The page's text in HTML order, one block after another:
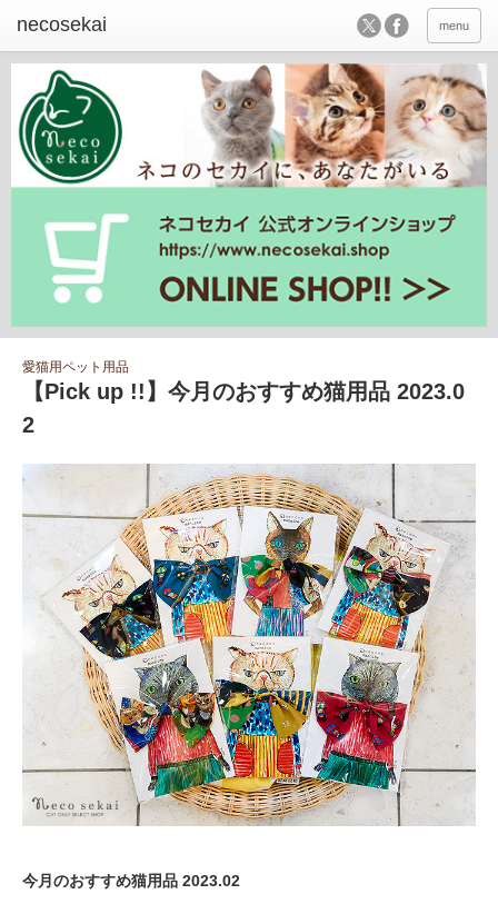
menu
愛猫用ペット用品
【Pick up !!】今月のおすすめ猫用品 2023.0
2
今月のおすすめ猫用品 2023.02